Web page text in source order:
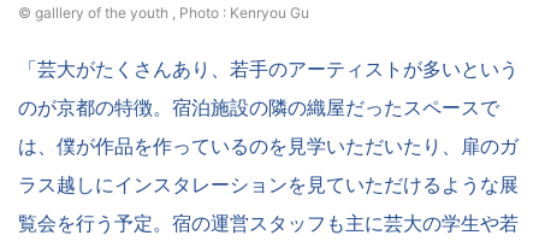
©︎ galllery of the youth , Photo : Kenryou Gu
「芸大がたくさんあり、若手のアーティストが多いという
のが京都の特徴。宿泊施設の隣の織屋だったスペースで
は、僕が作品を作っているのを見学いただいたり、扉のガ
ラス越しにインスタレーションを見ていただけるような展
覧会を行う予定。宿の運営スタッフも主に芸大の学生や若